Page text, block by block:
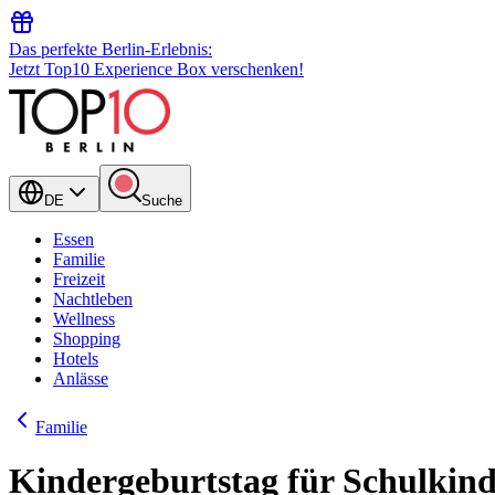
Das perfekte Berlin-Erlebnis:
Jetzt Top10 Experience Box verschenken!
DE Suche
Essen
Familie
Freizeit
Nachtleben
Wellness
Shopping
Hotels
Anlässe
Familie
Kindergeburtstag für